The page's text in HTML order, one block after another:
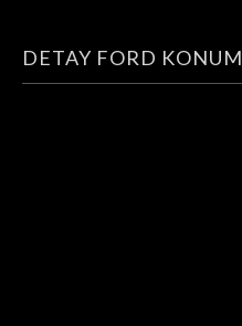
DETAY FORD KONUM